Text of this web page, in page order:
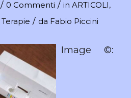
/ 0 Commenti / in ARTICOLI,
Terapie / da Fabio Piccini
Image ©: